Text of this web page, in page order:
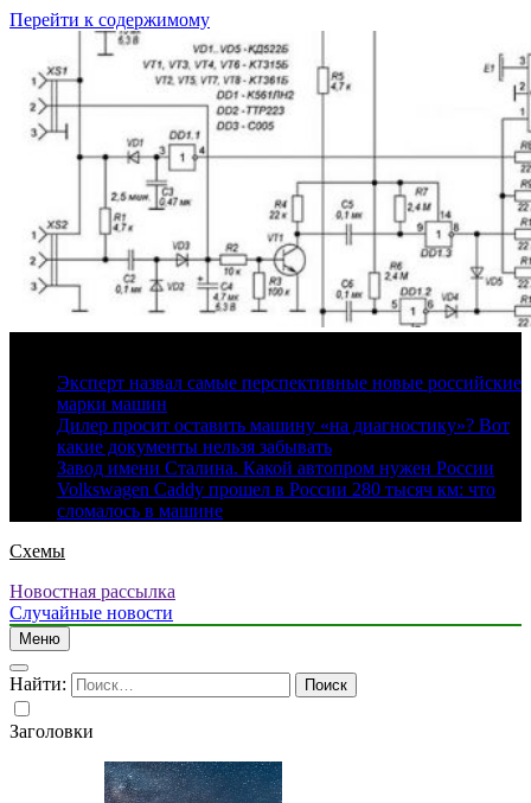
Перейти к содержимому
Эксперт назвал самые перспективные новые российские
марки машин
Дилер просит оставить машину «на диагностику»? Вот
какие документы нельзя забывать
Завод имени Сталина. Какой автопром нужен России
Volkswagen Caddy прошел в России 280 тысяч км: что
сломалось в машине
Схемы
Новостная рассылка
Случайные новости
Меню
Найти:
Заголовки